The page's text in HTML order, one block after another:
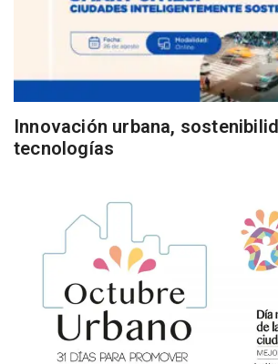
Innovación urbana,
tecnologías